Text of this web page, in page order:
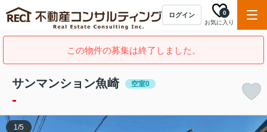
ログイン
お気に入り
0
この物件の募集は終了しました。
サンマンション魚崎 空室0
-
1/5